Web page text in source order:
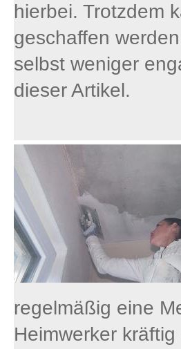
hierbei. Trotzdem
geschaffen
selbst weniger
dieser Artikel.
regelmäßig eine
Heimwerker